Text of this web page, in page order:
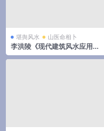
堪舆风水 山医命相卜
李洪陵《现代建筑风水应用
学》138页